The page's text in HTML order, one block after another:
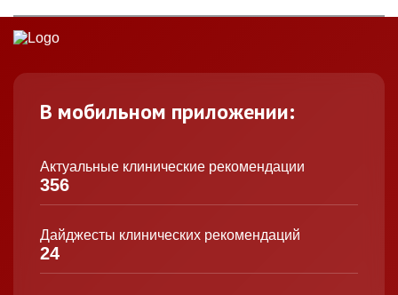
В мобильном приложении:
Актуальные клинические рекомендации
356
Дайджесты клинических рекомендаций
24